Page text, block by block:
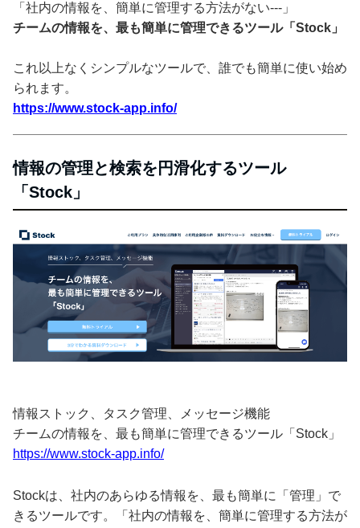
「社内の情報を、簡単に管理する方法がない---」
チームの情報を、最も簡単に管理できるツール「Stock」
これ以上なくシンプルなツールで、誰でも簡単に使い始め
られます。
https://www.stock-app.info/
情報の管理と検索を円滑化するツール
「Stock」
情報ストック、タスク管理、メッセージ機能
チームの情報を、最も簡単に管理できるツール「Stock」
https://www.stock-app.info/
Stockは、社内のあらゆる情報を、最も簡単に「管理」で
きるツールです。「社内の情報を、簡単に管理する方法が